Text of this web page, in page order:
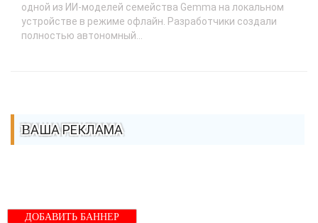
одной из ИИ-моделей семейства Gemma на локальном
устройстве в режиме офлайн. Разработчики создали
полностью автономный...
ВАША РЕКЛАМА
ДОБАВИТЬ БАННЕР